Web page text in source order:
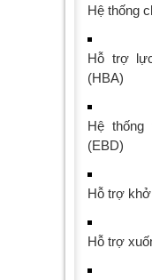
Hệ thống
Hỗ trợ
(HBA)
Hệ thống
(EBD)
Hỗ trợ
Hỗ trợ